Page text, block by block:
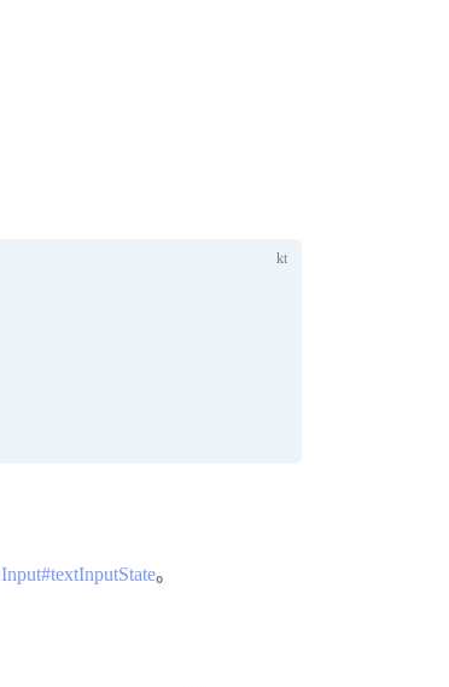
Input#textInputState。